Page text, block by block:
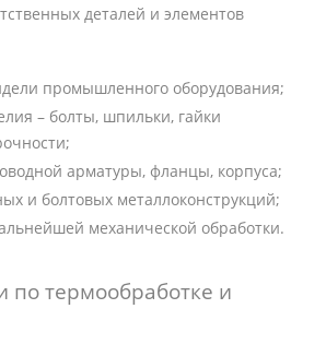
деталей и элементов
промышленного оборудования;
– болты, шпильки, гайки
арматуры, фланцы, корпуса;
и болтовых металлоконструкций;
механической обработки.
по термообработке и